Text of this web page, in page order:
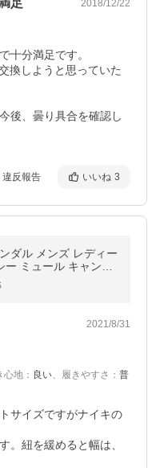
足 2018/12/22
十分満足です。
換しようと思っていた
後、曇り具合を確認し
違反報告 いいね 3
ダル メンズ レディー
ミュール キャンバ
ブラック 黒 db3970
2021/8/31
心地 ： 良い、 履きやすさ ： 普
サイズですがナイキの
。紐を緩めると幅は、